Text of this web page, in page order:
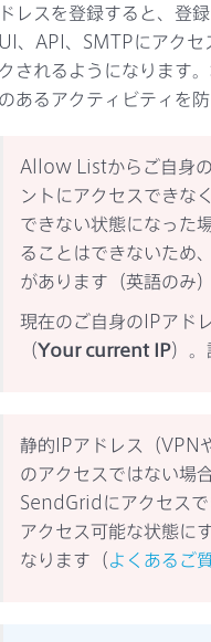
ドレスを登録すると、登
UI、API、SMTPにアクセ
クされるようになります
のあるアクティビティを
Allow Listからご自身
ントにアクセスできな
できない状態になった
ることはできないため
があります（英語のみ
現在のご自身のIPアド
（Your current IP）。
静的IPアドレス（VPN
のアクセスではない
SendGridにアクセス
アクセス可能な状態に
なります（よくあるご